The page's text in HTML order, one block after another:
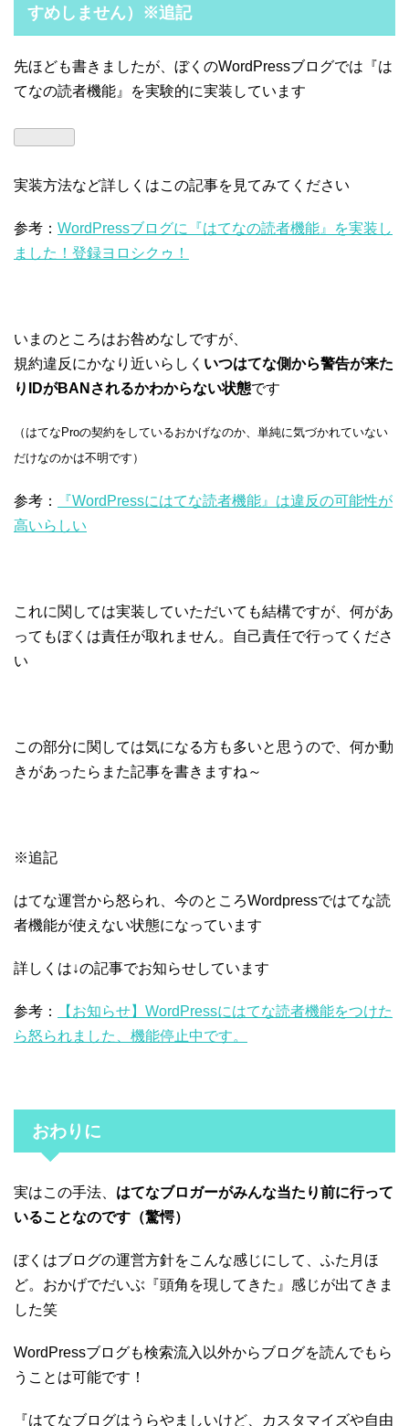
すめしません）※追記
先ほども書きましたが、ぼくのWordPressブログでは『は
てなの読者機能』を実験的に実装しています
実装方法など詳しくはこの記事を見てみてください
参考： WordPressブログに『はてなの読者機能』を実装し
ました！登録ヨロシクゥ！
いまのところはお咎めなしですが、
規約違反にかなり近いらしく いつはてな側から警告が来た
りIDがBANされるかわからない状態です
（はてなProの契約をしているおかげなのか、単純に気づかれていない
だけなのかは不明です）
参考：
『WordPressにはてな読者機能』は違反の可能性が
高いらしい
これに関しては実装していただいても結構ですが、何があ
ってもぼくは責任が取れません。自己責任で行ってくださ
い
この部分に関しては気になる方も多いと思うので、何か動
きがあったらまた記事を書きますね～
※追記
はてな運営から怒られ、今のところWordpressではてな読
者機能が使えない状態になっています
詳しくは↓の記事でお知らせしています
参考：
【お知らせ】WordPressにはてな読者機能をつけた
ら怒られました、機能停止中です。
おわりに
実はこの手法、 はてなブロガーがみんな当たり前に行って
いることなのです（驚愕）
ぼくはブログの運営方針をこんな感じにして、ふた月ほ
ど。おかげでだいぶ『頭角を現してきた』感じが出てきま
した笑
WordPressブログも検索流入以外からブログを読んでもら
うことは可能です！
『はてなブログはうらやましいけど、カスタマイズや自由